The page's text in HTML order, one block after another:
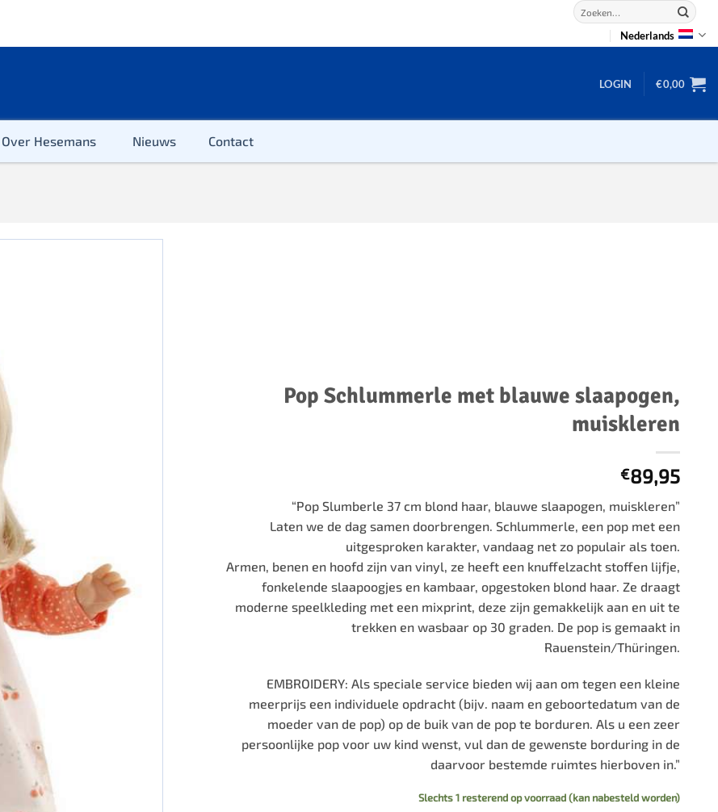
Zoeken
naar:
Nederlands
LOGIN €0,00
Kleuter
500 stukjes XL
2000 stukjes
3000 stukjes
5000 stukjes
Schaken
schaakbord
schaakset
schaakstukken
Over Hesemans Nieuws Contact
Pop Schlummerle met blauwe slaapogen,
muiskleren
€89,95
“Pop Slumberle 37 cm blond haar, blauwe slaapogen, muiskleren”
Laten we de dag samen doorbrengen. Schlummerle, een pop met een
uitgesproken karakter, vandaag net zo populair als toen.
Armen, benen en hoofd zijn van vinyl, ze heeft een knuffelzacht stoffen lijfje,
fonkelende slaapoogjes en kambaar, opgestoken blond haar. Ze draagt
moderne speelkleding met een mixprint, deze zijn gemakkelijk aan en uit te
trekken en wasbaar op 30 graden. De pop is gemaakt in
Rauenstein/Thüringen.
EMBROIDERY: Als speciale service bieden wij aan om tegen een kleine
meerprijs een individuele opdracht (bijv. naam en geboortedatum van de
moeder van de pop) op de buik van de pop te borduren. Als u een zeer
persoonlijke pop voor uw kind wenst, vul dan de gewenste borduring in de
daarvoor bestemde ruimtes hierboven in.”
Slechts 1 resterend op voorraad (kan nabesteld worden)